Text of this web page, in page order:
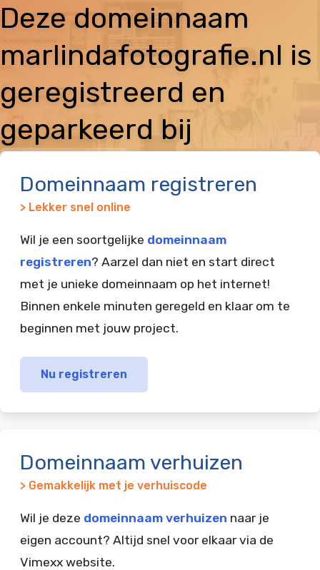
Deze domeinnaam
marlindafotografie.nl is
geregistreerd en
geparkeerd bij
Domeinnaam registreren
> Lekker snel online
Wil je een soortgelijke domeinnaam
registreren? Aarzel dan niet en start direct
met je unieke domeinnaam op het internet!
Binnen enkele minuten geregeld en klaar om te
beginnen met jouw project.
Nu registreren
Domeinnaam verhuizen
> Gemakkelijk met je verhuiscode
Wil je deze domeinnaam verhuizen naar je
eigen account? Altijd snel voor elkaar via de
Vimexx website.